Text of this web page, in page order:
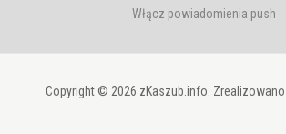
Włącz powiadomienia push
Copyright © 2026 zKaszub.info.